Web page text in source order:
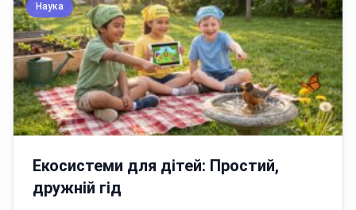
Наука
Екосистеми для дітей: Простий,
дружній гід